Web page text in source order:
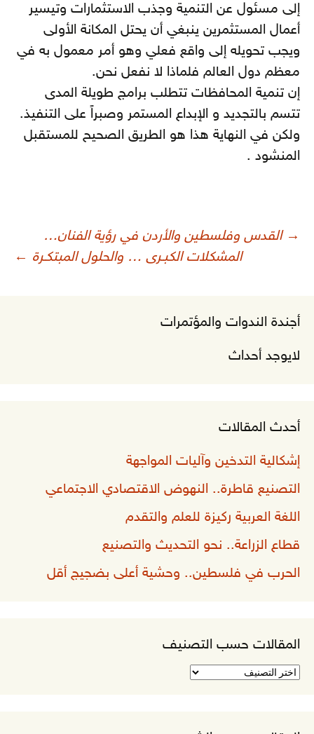
إلى مسئول عن التنمية وجذب الاستثمارات وتيسير
أعمال المستثمرين ينبغي أن يحتل المكانة الأولى
ويجب تحويله إلى واقع فعلي وهو أمر معمول به في
معظم دول العالم فلماذا لا نفعل نحن.
إن تنمية المحافظات تتطلب برامج طويلة المدى
تتسم بالتجديد و الإبداع المستمر وصبراً على التنفيذ.
ولكن في النهاية هذا هو الطريق الصحيح للمستقبل
المنشود .
تصفّح
→ القدس وفلسطين والأردن في رؤية الفنان…
المشكلات الكبـرى … والحلول المبتكـرة ←
أجندة الندوات والمؤتمرات
لايوجد أحداث
أحدث المقالات
إشكالية التدخين وآليات المواجهة
التصنيع قاطرة.. النهوض الاقتصادي الاجتماعي
اللغة العربية ركيزة للعلم والتقدم
قطاع الزراعة.. نحو التحديث والتصنيع
الحرب في فلسطين.. وحشية أعلى بضجيج أقل
المقالات حسب التصنيف
المقالات